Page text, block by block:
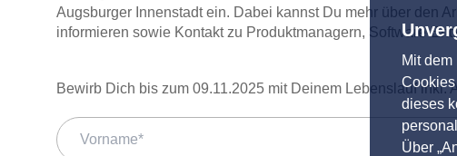
Mit
dieses
Über
Augsburger Innenstadt ein. Dabei kannst Du mehr über den
informieren sowie Kontakt zu Produktmanagern, Software-
Bewirb Dich bis zum 09.11.2025 mit Deinem Lebenslauf